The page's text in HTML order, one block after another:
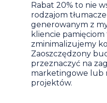
Rabat 20% to nie
rodzajom
generowanym z
kliencie
zminimalizujemy
Zaoszczędzony
przeznaczyć na
marketingowe lub
projektów.